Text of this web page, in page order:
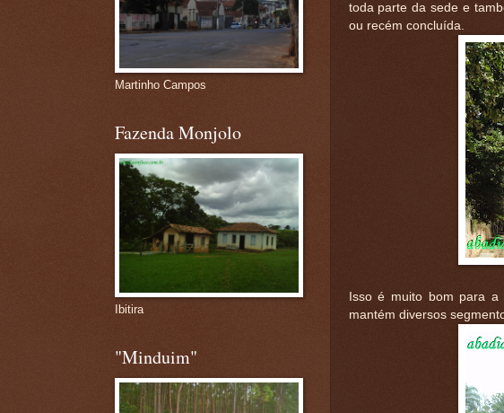
toda parte da sede e
ou recém concluída.
Isso é muito bom para a
mantém diversos
Martinho Campos
Fazenda Monjolo
Ibitira
"Minduim"